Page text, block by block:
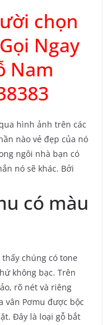
chọn
Ngay
Nam
hình ảnh trên các
nào vẻ đẹp của nó
ngôi nhà bạn có
nó sẽ khác. Bởi
có màu
chúng có tone
không bạc. Trên
rõ nét và riêng
vân Pơmu được bộc
Đây là loại gỗ bắt